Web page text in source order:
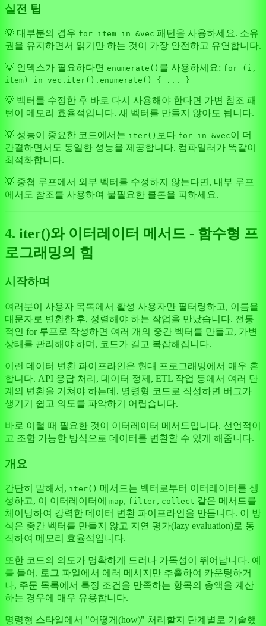
실전 팁
💡 대부분의 경우 for item in &vec 패턴을 사용하세요. 소유
권을 유지하면서 읽기만 하는 것이 가장 안전하고 유연합니다.
💡 인덱스가 필요하다면 enumerate() 를 사용하세요: for (i,
item) in vec.iter().enumerate() { ... }
💡 벡터를 수정한 후 바로 다시 사용해야 한다면 가변 참조 패
턴이 메모리 효율적입니다. 새 벡터를 만들지 않아도 됩니다.
💡 성능이 중요한 코드에서는 iter() 보다 for in &vec이 더
간결하면서도 동일한 성능을 제공합니다. 컴파일러가 똑같이
최적화합니다.
💡 중첩 루프에서 외부 벡터를 수정하지 않는다면, 내부 루프
에서도 참조를 사용하여 불필요한 클론을 피하세요.
4. iter()와 이터레이터 메서드 - 함수형 프
로그래밍의 힘
시작하며
여러분이 사용자 목록에서 활성 사용자만 필터링하고, 이름을
대문자로 변환한 후, 정렬해야 하는 작업을 만났습니다. 전통
적인 for 루프로 작성하면 여러 개의 중간 벡터를 만들고, 가변
상태를 관리해야 하며, 코드가 길고 복잡해집니다.
이런 데이터 변환 파이프라인은 현대 프로그래밍에서 매우 흔
합니다. API 응답 처리, 데이터 정제, ETL 작업 등에서 여러 단
계의 변환을 거쳐야 하는데, 명령형 코드로 작성하면 버그가
생기기 쉽고 의도를 파악하기 어렵습니다.
바로 이럴 때 필요한 것이 이터레이터 메서드입니다. 선언적이
고 조합 가능한 방식으로 데이터를 변환할 수 있게 해줍니다.
개요
간단히 말해서, iter() 메서드는 벡터로부터 이터레이터를 생
성하고, 이 이터레이터에 map, filter, collect 같은 메서드를
체이닝하여 강력한 데이터 변환 파이프라인을 만듭니다. 이 방
식은 중간 벡터를 만들지 않고 지연 평가(lazy evaluation)로 동
작하여 메모리 효율적입니다.
또한 코드의 의도가 명확하게 드러나 가독성이 뛰어납니다. 예
를 들어, 로그 파일에서 에러 메시지만 추출하여 카운팅하거
나, 주문 목록에서 특정 조건을 만족하는 항목의 총액을 계산
하는 경우에 매우 유용합니다.
명령형 스타일에서 "어떻게(how)" 처리할지 단계별로 기술했